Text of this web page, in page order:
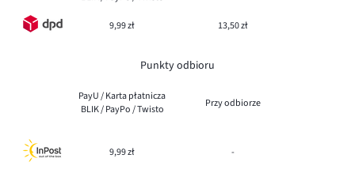
9,99 zł 13,50 zł
Punkty odbioru
PayU / Karta płatnicza
BLIK / PayPo / Twisto
Przy odbiorze
9,99 zł -